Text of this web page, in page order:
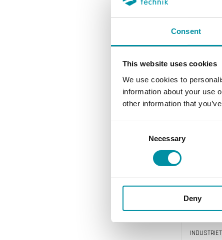
Consent
This website uses cookies
We use cookies to
information about your use
other information that
Necessary
Deny
guaina in
Temperatura
Valore di
0...90 °C